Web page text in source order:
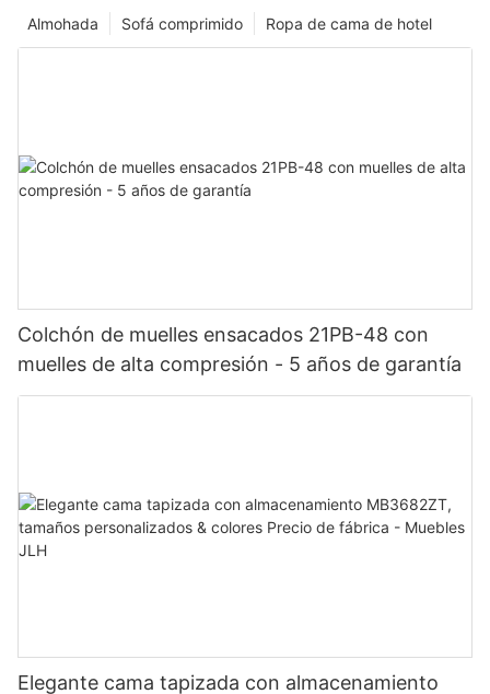
Ropa de cama de hotel
Sofá comprimido
Almohada
Colchón de muelles ensacados 21PB-48 con
muelles de alta compresión - 5 años de garantía
Elegante cama tapizada con almacenamiento